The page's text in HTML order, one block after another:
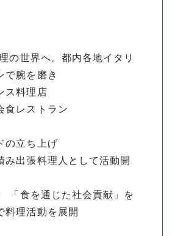
の世界へ。都内各地イタリ
で腕を磨き
ス料理店
食レストラン
の立ち上げ
み出張料理人として活動開
「食を通じた社会貢献」を
料理活動を展開